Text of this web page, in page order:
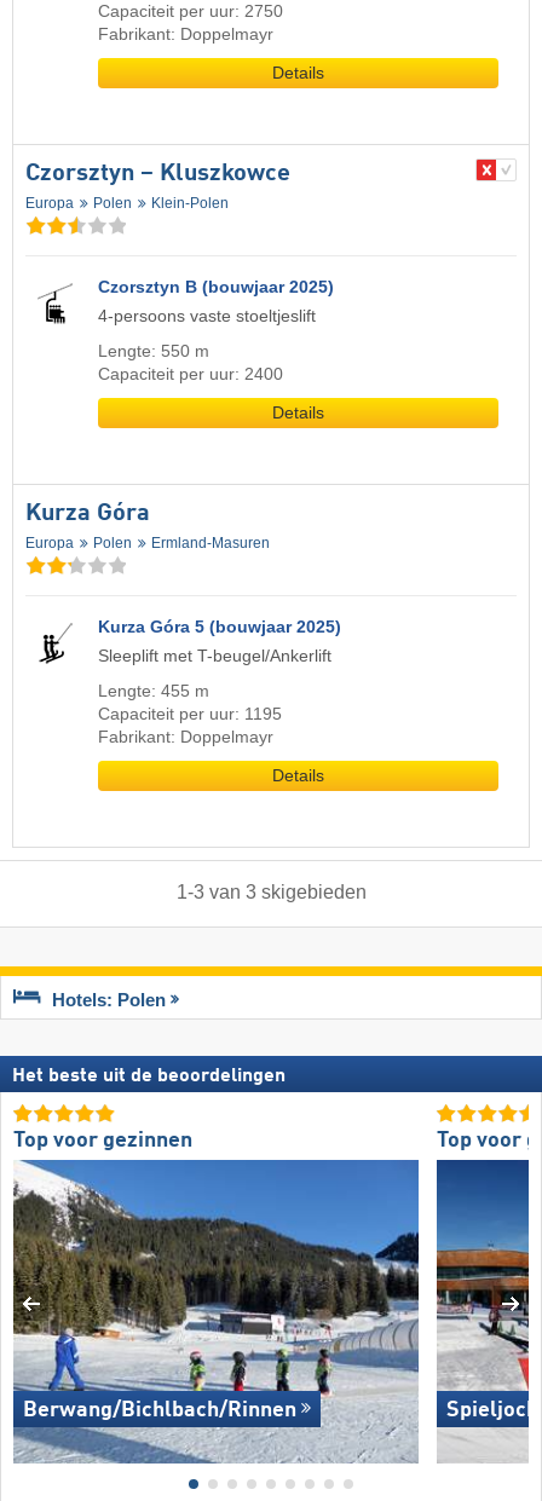
Capaciteit per uur: 2750
Fabrikant: Doppelmayr
Details
Czorsztyn – Kluszkowce
Europa Polen Klein-Polen
Czorsztyn B (bouwjaar 2025)
4-persoons vaste stoeltjeslift
Lengte: 550 m
Capaciteit per uur: 2400
Details
Kurza Góra
Europa Polen Ermland-Masuren
Kurza Góra 5 (bouwjaar 2025)
Sleeplift met T-beugel/Ankerlift
Lengte: 455 m
Capaciteit per uur: 1195
Fabrikant: Doppelmayr
Details
1-3van 3 skigebieden
Hotels: Polen
Het beste uit de beoordelingen
Top voor gezinnen
Berwang/​Bichlbach/​Rinnen
Top voor
Spieljoch